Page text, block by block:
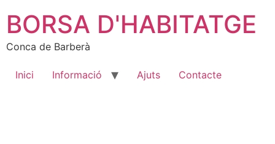
BORSA D'HABITATGE
Conca de Barberà
Inici Informació Ajuts Contacte